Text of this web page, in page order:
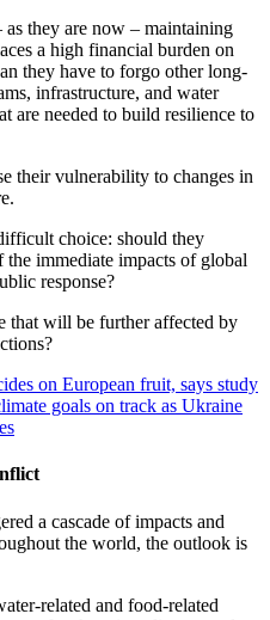
they are now – maintaining
a high financial burden on
they have to forgo other long-
infrastructure, and water
are needed to build resilience to
their vulnerability to changes in
choice: should they
immediate impacts of global
response?
that will be further affected by
on European fruit, says study
goals on track as Ukraine
a cascade of impacts and
the world, the outlook is
related and food-related